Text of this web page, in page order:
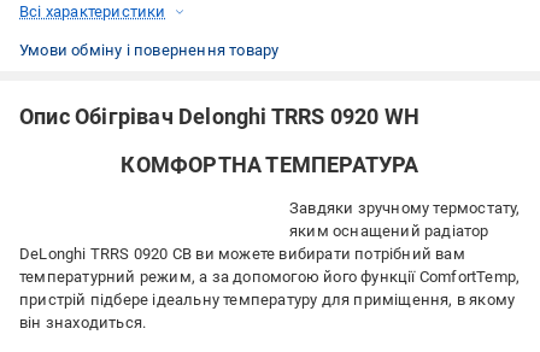
Всі характеристики
Умови обміну і повернення товару
Опис Обігрівач Delonghi TRRS 0920 WH
КОМФОРТНА ТЕМПЕРАТУРА
Завдяки зручному термостату,
яким оснащений радіатор
DeLonghi TRRS 0920 CB ви можете вибирати потрібний вам
температурний режим, а за допомогою його функції ComfortTemp,
пристрій підбере ідеальну температуру для приміщення, в якому
він знаходиться.